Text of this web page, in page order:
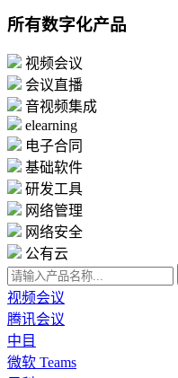
所有数字化产品
视频会议
会议直播
音视频集成
elearning
电子合同
基础软件
研发工具
网络管理
网络安全
公有云
视频会议
腾讯会议
中目
微软 Teams